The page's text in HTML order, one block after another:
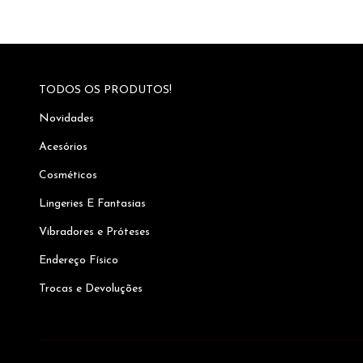
TODOS OS PRODUTOS!
Novidades
Acesórios
Cosméticos
Lingeries E Fantasias
Vibradores e Próteses
Endereço Físico
Trocas e Devoluções